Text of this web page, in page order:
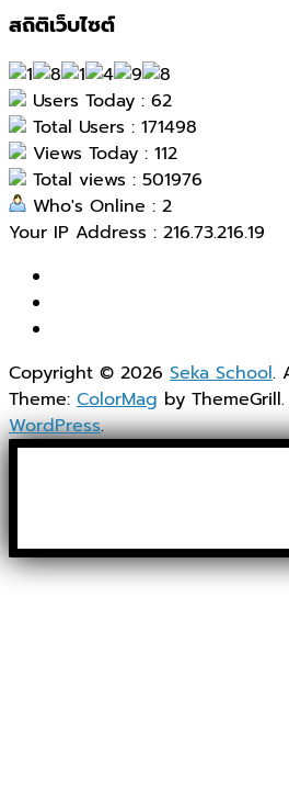
สถิติเว็บไซต์
Users Today : 62
Total Users : 171498
Views Today : 112
Total views : 501976
Who's Online : 2
Your IP Address : 216.73.216.19
Copyright © 2026 Seka School.
Theme: ColorMag by
WordPress.